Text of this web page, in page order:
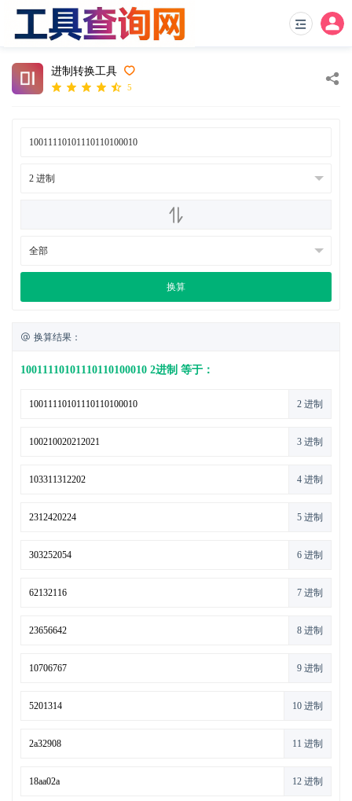
进制转换工具
5
换算
换算结果：
10011110101110110100010 2进制 等于：
2 进制
3 进制
4 进制
5 进制
6 进制
7 进制
8 进制
9 进制
10 进制
11 进制
12 进制